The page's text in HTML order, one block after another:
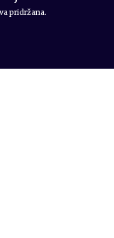
pridržana.